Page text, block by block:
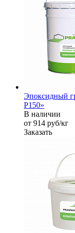
Эпоксидный
P150»
В наличии
от 914 руб/кг
Заказать